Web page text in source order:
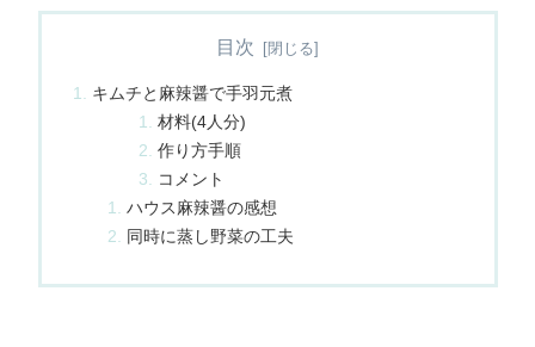
目次
キムチと麻辣醤で手羽元煮
材料(4人分)
作り方手順
コメント
ハウス麻辣醤の感想
同時に蒸し野菜の工夫